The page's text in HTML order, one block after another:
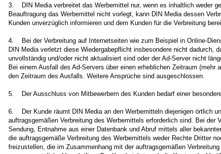
3. DIN Media verbreitet das Werbemittel nur, wenn es inhaltlich weder
Beauftragung das Werbemittel nicht vorlegt, kann DIN Media dessen
Kunden unverzüglich informieren und dem Kunden für die Verbreitung
4. Bei der Verbreitung auf Internetseiten wie zum Beispiel in Online-
DIN Media verletzt diese Wiedergabepflicht insbesondere nicht dadurch,
unvollständig und/oder nicht aktualisiert sind oder der Ad-Server nicht
Bei einem Ausfall des Ad-Servers über einen erheblichen Zeitraum
den Zeitraum des Ausfalls. Weitere Ansprüche sind ausgeschlossen.
5. Der Ausschluss von Mitbewerbern des Kunden bedarf einer
6. Der Kunde räumt DIN Media an den Werbemitteln diejenigen örtlich
auftragsgemäßen Verbreitung des Werbemittels erforderlich sind. Bei
Sendung, Entnahme aus einer Datenbank und Abruf mittels aller
die auftragsgemäße Verbreitung des Werbemittels weder Rechte Dritter
freizustellen, die im Zusammenhang mit der auftragsgemäßen